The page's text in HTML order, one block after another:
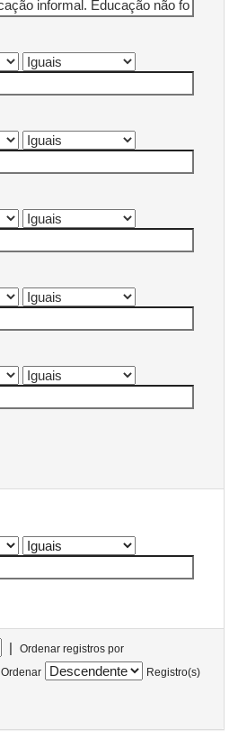
|
Ordenar registros por
Ordenar
Registro(s)